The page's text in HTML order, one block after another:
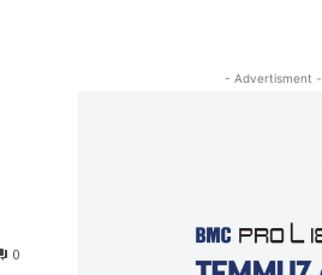
0
- Advertisment -